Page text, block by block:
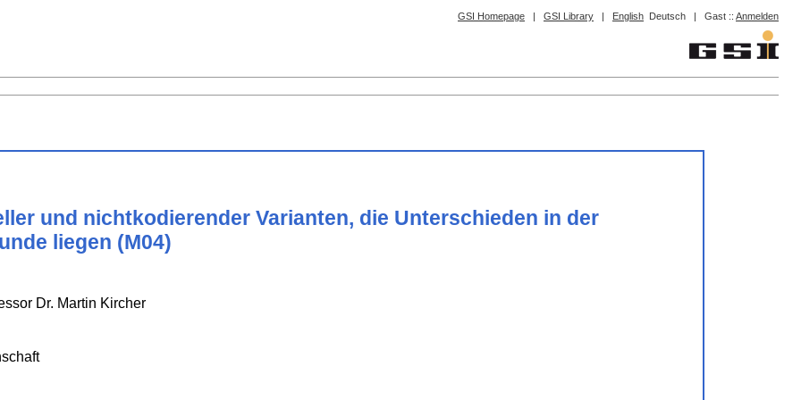
GSI Homepage | GSI Library | English Deutsch | Gast :: Anmelden
und nichtkodierender Varianten, die Unterschieden in der
liegen (M04)
Dr. Martin Kircher